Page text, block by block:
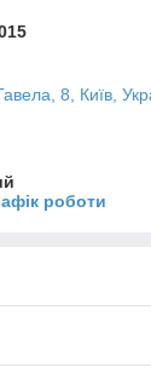
8, Київ,
роботи